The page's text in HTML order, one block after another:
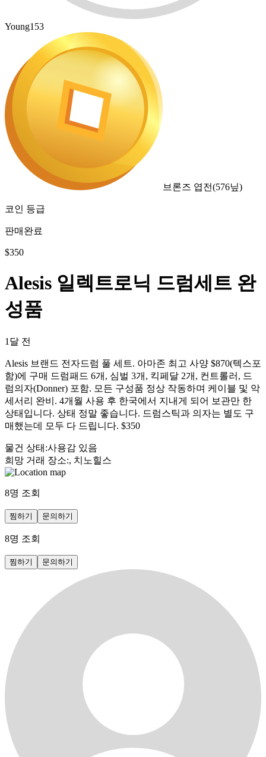
Young153
브론즈 엽전(576닢)
코인 등급
판매완료
$350
Alesis 일렉트로닉 드럼세트 완
성품
1달 전
Alesis 브랜드 전자드럼 풀 세트. 아마존 최고 사양 $870(텍스포
함)에 구매 드럼패드 6개, 심벌 3개, 킥페달 2개, 컨트롤러, 드
럼의자(Donner) 포함. 모든 구성품 정상 작동하며 케이블 및 악
세서리 완비. 4개월 사용 후 한국에서 지내게 되어 보관만 한
상태입니다. 상태 정말 좋습니다. 드럼스틱과 의자는 별도 구
매했는데 모두 다 드립니다. $350
물건 상태 :사용감 있음
희망 거래 장소:, 치노힐스
8명 조회
찜하기 문의하기
8명 조회
찜하기 문의하기